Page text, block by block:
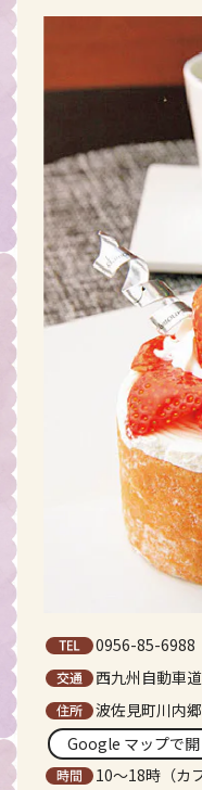
0956-85-6988
西九州自動車
波佐見町川内
Google マップで開
10〜18時（カ